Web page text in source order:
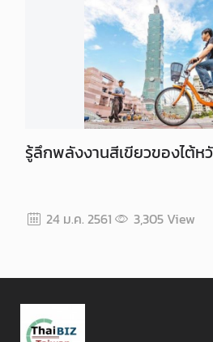
รู้ลึกพลังงานสีเขียวของไต้
24 ม.ค. 2561 3,305View